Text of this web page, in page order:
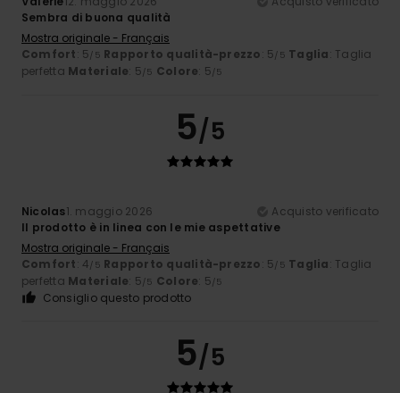
Sembra di buona qualità
Mostra originale - Français
Comfort: 5/5 Rapporto qualità-prezzo: 5/5 Taglia: Taglia
perfetta Materiale: 5/5 Colore: 5/5
5/5
Nicolas1. maggio 2026
Acquisto verificato
Il prodotto è in linea con le mie aspettative
Mostra originale - Français
Comfort: 4/5 Rapporto qualità-prezzo: 5/5 Taglia: Taglia
perfetta Materiale: 5/5 Colore: 5/5
Consiglio questo prodotto
5/5